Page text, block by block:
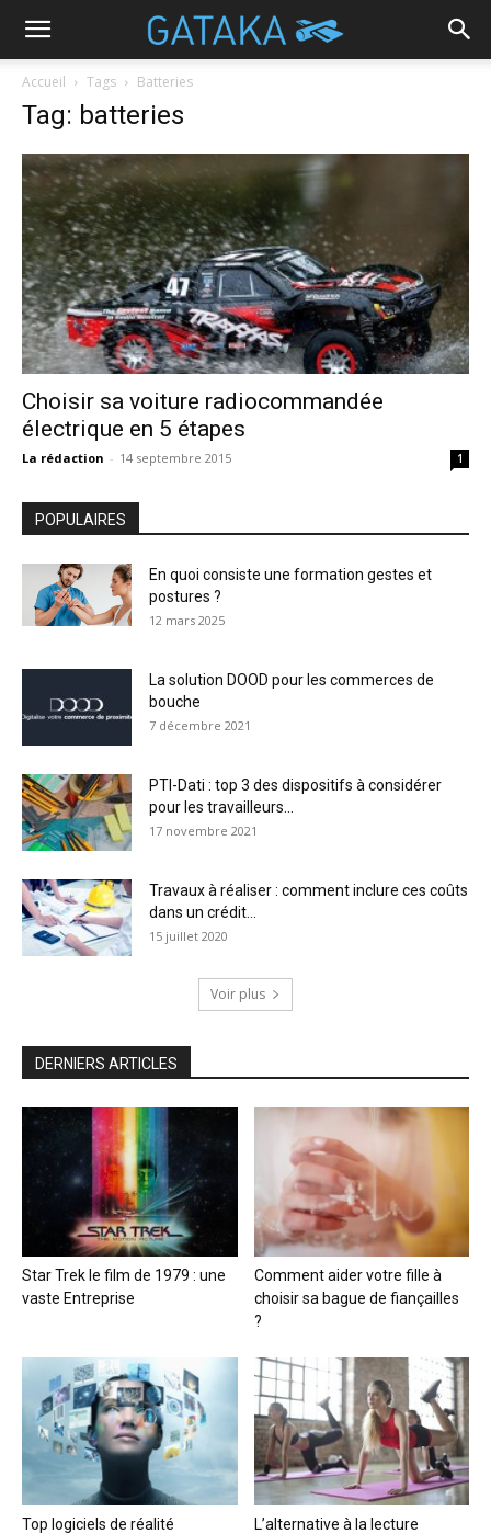
Accueil Tags Batteries
Tag: batteries
Choisir sa voiture radiocommandée
électrique en 5 étapes
La rédaction - 14 septembre 2015 1
POPULAIRES
En quoi consiste une formation gestes et
postures ?
12 mars 2025
La solution DOOD pour les commerces de
bouche
7 décembre 2021
PTI-Dati : top 3 des dispositifs à considérer
pour les travailleurs...
17 novembre 2021
Travaux à réaliser : comment inclure ces coûts
dans un crédit...
15 juillet 2020
Voir plus
DERNIERS ARTICLES
Star Trek le film de 1979 : une
vaste Entreprise
Comment aider votre fille à
choisir sa bague de fiançailles
?
Top logiciels de réalité
L’alternative à la lecture